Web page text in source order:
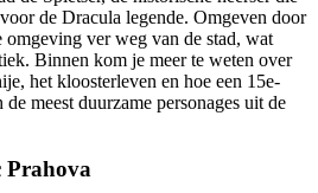
de Dracula legende. Omgeven door
omgeving ver weg van de stad, wat
Binnen kom je meer te weten over
het kloosterleven en hoe een 15e-
de meest duurzame personages uit de
Prahova